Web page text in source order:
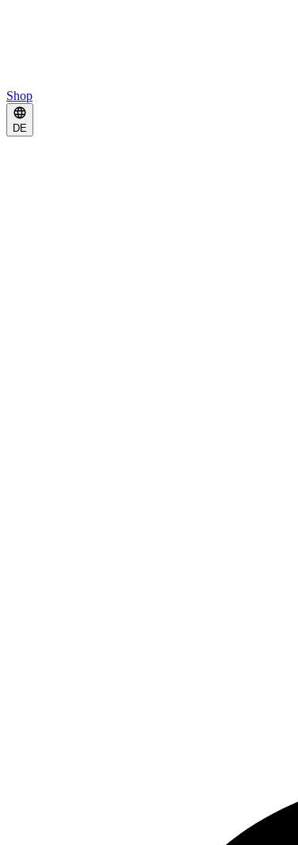
Shop
DE